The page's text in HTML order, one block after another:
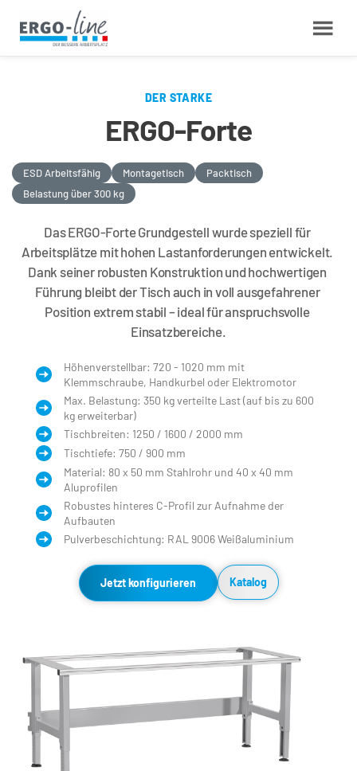
DER STARKE
ERGO-Forte
ESD Arbeitsfähig Montagetisch
Packtisch
Belastung über 300 kg
Das ERGO-Forte Grundgestell wurde speziell für
Arbeitsplätze mit hohen Lastanforderungen entwickelt.
Dank seiner robusten Konstruktion und hochwertigen
Führung bleibt der Tisch auch in voll ausgefahrener
Position extrem stabil – ideal für anspruchsvolle
Einsatzbereiche.
Höhenverstellbar: 720 - 1020 mm mit
Klemmschraube, Handkurbel oder Elektromotor
Max. Belastung: 350 kg verteilte Last (auf bis zu 600
kg erweiterbar)
Tischbreiten: 1250 / 1600 / 2000 mm
Tischtiefe: 750 / 900 mm
Material: 80 x 50 mm Stahlrohr und 40 x 40 mm
Aluprofilen
Robustes hinteres C-Profil zur Aufnahme der
Aufbauten
Pulverbeschichtung: RAL 9006 Weißaluminium
Jetzt konfigurieren Katalog